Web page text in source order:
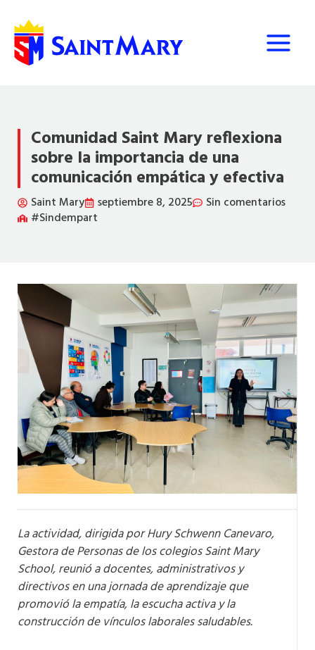
contenido
Comunidad Saint Mary reflexiona
sobre la importancia de una
comunicación empática y efectiva
Saint Mary septiembre 8, 2025
Sin comentarios
#Sindempart
La actividad, dirigida por Hury Schwenn Canevaro,
Gestora de Personas de los colegios Saint Mary
School, reunió a docentes, administrativos y
directivos en una jornada de aprendizaje que
promovió la empatía, la escucha activa y la
construcción de vínculos laborales saludables.